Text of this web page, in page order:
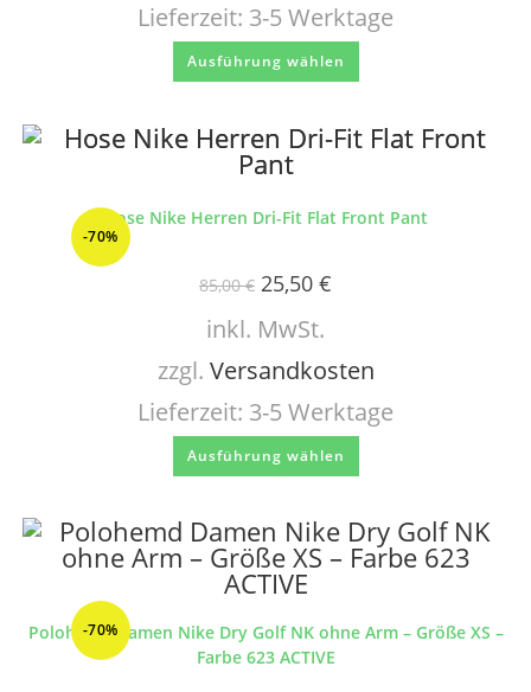
Lieferzeit: 3-5 Werktage
Ausführung wählen
-70%
Hose Nike Herren Dri-Fit Flat Front Pant
85,00€ 25,50 €
inkl. MwSt.
zzgl. Versandkosten
Lieferzeit: 3-5 Werktage
Ausführung wählen
-70%
Polohemd Damen Nike Dry Golf NK ohne Arm – Größe XS –
Farbe 623 ACTIVE